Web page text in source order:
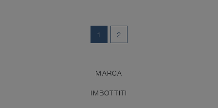
MARCA
IMBOTTITI
1 2